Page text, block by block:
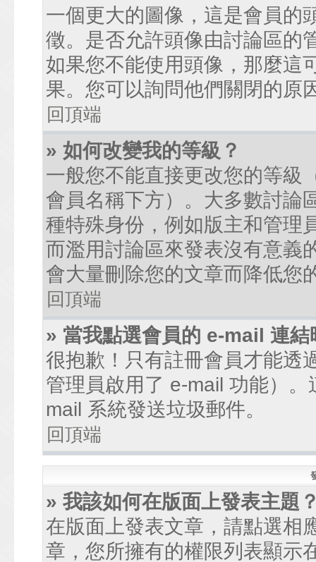
一個更大的圖像，這是會員的
徵。是否允許頭像由討論區的
如果您不能使用頭像，那麼這
果。您可以詢問他們關閉的原
回頂端
» 如何改變我的等級？
一般您不能直接更改您的等級
會員名稱下方）。大多數討論
種特殊身份，例如版主和管理
而濫用討論區來發表沒有意義
會大量刪除您的文章而降低您
回頂端
» 當我點選會員的 e-mail 連
很抱歉！只有註冊會員才能透
管理員啟用了 e-mail 功能）
mail 系統發送垃圾郵件。
回頂端
» 我該如何在版面上發表主題
在版面上發表文章，請點選相
章，您所擁有的權限列表顯示